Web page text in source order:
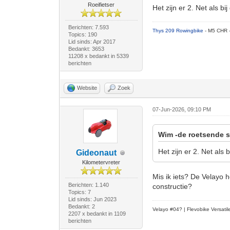
Roeifietser
Berichten: 7.593
Topics: 190
Lid sinds: Apr 2017
Bedankt: 3653
11208 x bedankt in 5339
berichten
Het zijn er 2. Net als
Thys 209 Rowingbike- M5 CHR
Website Zoek
Gideonaut
Kilometervreter
Berichten: 1.140
Topics: 7
Lid sinds: Jun 2023
Bedankt: 2
2207 x bedankt in 1109
berichten
07-Jun-2026, 09:10 PM
Wim -de roetsende
Het zijn er 2. Net als
Mis ik iets? De Velayo
constructie?
Velayo #04? | Flevobike